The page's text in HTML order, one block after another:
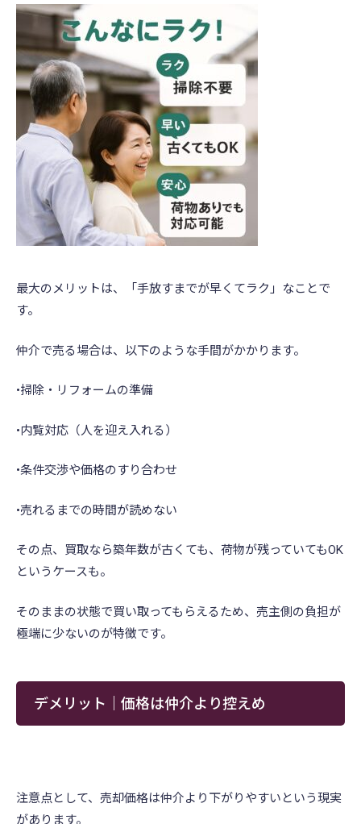
最大のメリットは、「手放すまでが早くてラク」なことで
す。
仲介で売る場合は、以下のような手間がかかります。
•掃除・リフォームの準備
•内覧対応（人を迎え入れる）
•条件交渉や価格のすり合わせ
•売れるまでの時間が読めない
その点、買取なら築年数が古くても、荷物が残っていてもOK
というケースも。
そのままの状態で買い取ってもらえるため、売主側の負担が
極端に少ないのが特徴です。
デメリット｜価格は仲介より控えめ
注意点として、売却価格は仲介より下がりやすいという現実
があります。